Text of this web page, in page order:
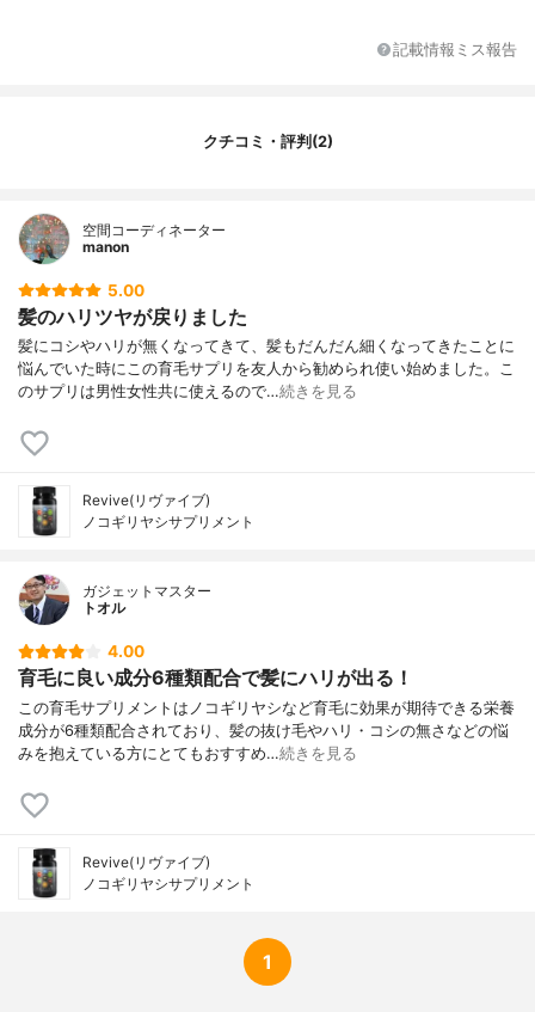
処理ヘスペリジン、Ｌ－シスチ ン、Ｌ－ア
90粒
記載情報ミス報告
クチコミ・評判(2)
空間コーディネーター
manon
5.00
髪のハリツヤが戻りました
髪にコシやハリが無くなってきて、髪もだんだん細くなってきたことに
悩んでいた時にこの育毛サプリを友人から勧められ使い始めました。こ
のサプリは男性女性共に使えるので…続きを見る
Revive(リヴァイブ)
ノコギリヤシサプリメント
ガジェットマスター
トオル
4.00
育毛に良い成分6種類配合で髪にハリが出る！
この育毛サプリメントはノコギリヤシなど育毛に効果が期待できる栄養
成分が6種類配合されており、髪の抜け毛やハリ・コシの無さなどの悩
みを抱えている方にとてもおすすめ…続きを見る
Revive(リヴァイブ)
ノコギリヤシサプリメント
1